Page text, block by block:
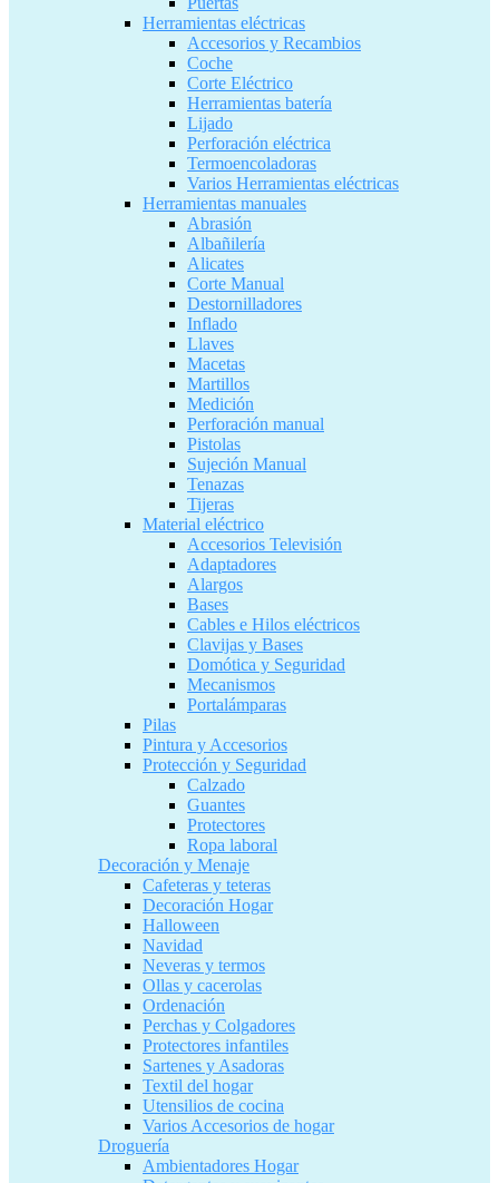
Herramientas eléctricas
Accesorios y Recambios
Coche
Corte Eléctrico
Herramientas batería
Lijado
Perforación eléctrica
Termoencoladoras
Varios Herramientas eléctricas
Herramientas manuales
Abrasión
Albañilería
Alicates
Corte Manual
Destornilladores
Inflado
Llaves
Macetas
Martillos
Medición
Perforación manual
Pistolas
Sujeción Manual
Tenazas
Tijeras
Material eléctrico
Accesorios Televisión
Adaptadores
Alargos
Bases
Cables e Hilos eléctricos
Clavijas y Bases
Domótica y Seguridad
Mecanismos
Portalámparas
Pilas
Pintura y Accesorios
Protección y Seguridad
Calzado
Guantes
Protectores
Ropa laboral
Decoración y Menaje
Cafeteras y teteras
Decoración Hogar
Halloween
Navidad
Neveras y termos
Ollas y cacerolas
Ordenación
Perchas y Colgadores
Protectores infantiles
Sartenes y Asadoras
Textil del hogar
Utensilios de cocina
Varios Accesorios de hogar
Droguería
Ambientadores Hogar